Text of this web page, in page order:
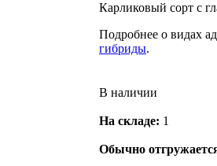
Карликовый сорт с
Подробнее о видах
гибриды.
В наличии
На складе: 1
Обычно